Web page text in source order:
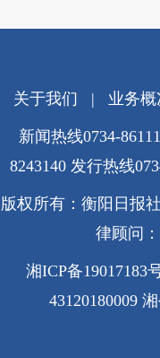
关于我们 | 业务概
新闻热线0734-
8243140 发行热线
版权所有：衡阳日报
律顾问
湘ICP备19017183
43120180009